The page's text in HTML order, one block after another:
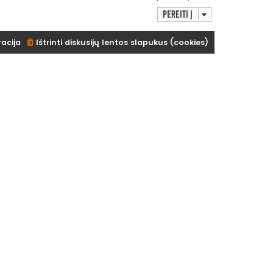
Pereiti į
Ištrinti diskusijų lentos slapukus (cookies)